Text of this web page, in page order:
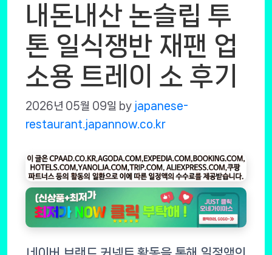
내돈내산 논슬립 투
톤 일식쟁반 재팬 업
소용 트레이 소 후기
2026년 05월 09일 by japanese-
restaurant.japannow.co.kr